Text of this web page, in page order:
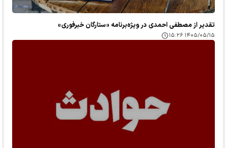
تقدیر از مصطفی احمدی در ویژه‌برنامه «ستارگان خبرفوری»
۱۴۰۵/۰۵/۱۵ ۱۵:۲۶